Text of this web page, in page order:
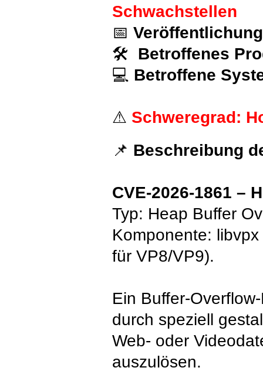
Schwachstellen
📅
🛠 Betroffenes
💻 Betroffene
⚠ Schweregrad:
📌 Beschreibung
CVE-2026-1861 –
Typ: Heap Buffer
Komponente:
für VP8/VP9).
Ein Buffer-
durch speziell
Web- oder
auszulösen. ⠀